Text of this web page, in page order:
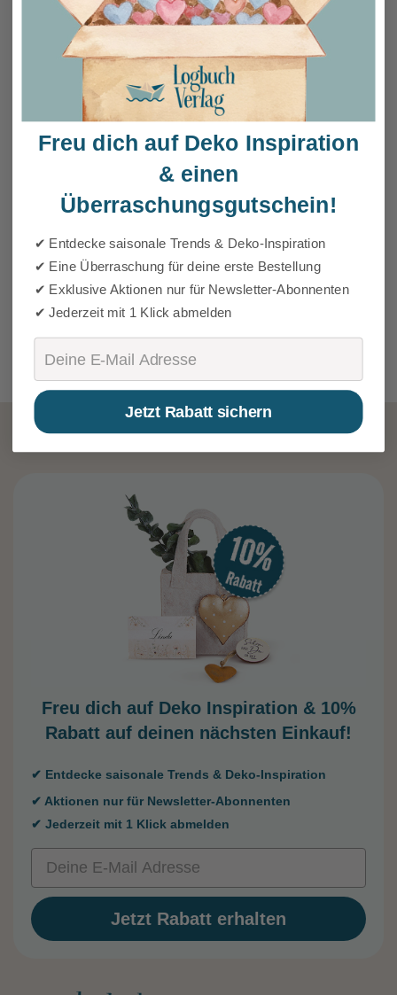
Freu dich auf Deko Inspiration & 10%
Rabatt auf deinen nächsten Einkauf!
✔ Entdecke saisonale Trends & Deko-Inspiration
✔ Aktionen nur für Newsletter-Abonnenten
✔ Jederzeit mit 1 Klick abmelden
Jetzt Rabatt erhalten
Freu dich auf Deko Inspiration
& einen
Überraschungsgutschein!
✔ Entdecke saisonale Trends & Deko-Inspiration
✔ Eine Überraschung für deine erste Bestellung
✔ Exklusive Aktionen nur für Newsletter-Abonnenten
✔ Jederzeit mit 1 Klick abmelden
Jetzt Rabatt sichern